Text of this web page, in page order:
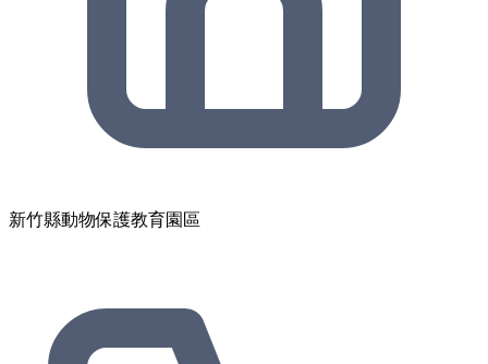
新竹縣動物保護教育園區